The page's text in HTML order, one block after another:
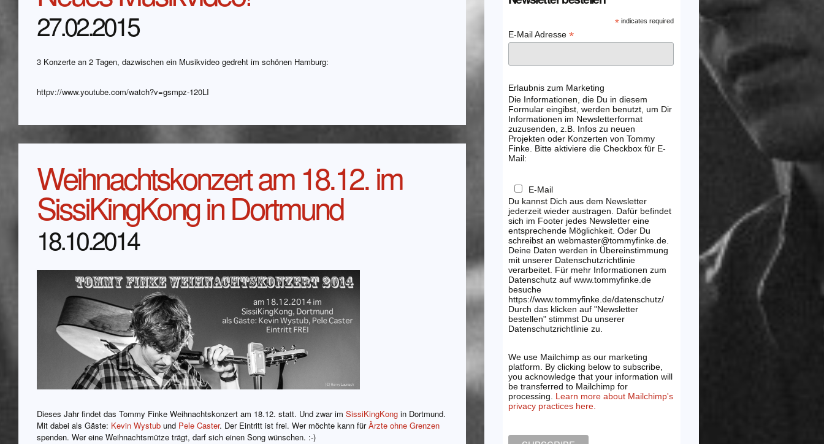
27.02.2015
3 Konzerte an 2 Tagen, dazwischen ein Musikvideo gedreht im schönen Hamburg:
httpv://www.youtube.com/watch?v=gsmpz-120LI
Weihnachtskonzert am 18.12. im
SissiKingKong in Dortmund
18.10.2014
Dieses Jahr findet das Tommy Finke Weihnachtskonzert am 18.12. statt. Und zwar im SissiKingKong in Dortmund.
Mit dabei als Gäste: Kevin Wystub und Pele Caster. Der Eintritt ist frei. Wer möchte kann fürÄrzte ohne Grenzen
spenden. Wer eine Weihnachtsmütze trägt, darf sich einen Song wünschen. :-)
*indicates required
E-Mail Adresse *
Erlaubnis zum Marketing
Die Informationen, die Du in diesem
Formular eingibst, werden benutzt, um Dir
Informationen im Newsletterformat
zuzusenden, z.B. Infos zu neuen
Projekten oder Konzerten von Tommy
Finke. Bitte aktiviere die Checkbox für E-
Mail:
E-Mail
Du kannst Dich aus dem Newsletter
jederzeit wieder austragen. Dafür befindet
sich im Footer jedes Newsletter eine
entsprechende Möglichkeit. Oder Du
schreibst an webmaster@tommyfinke.de.
Deine Daten werden in Übereinstimmung
mit unserer Datenschutzrichtlinie
verarbeitet. Für mehr Informationen zum
Datenschutz auf www.tommyfinke.de
besuche
https://www.tommyfinke.de/datenschutz/
Durch das klicken auf "Newsletter
bestellen" stimmst Du unserer
Datenschutzrichtlinie zu.
We use Mailchimp as our marketing
platform. By clicking below to subscribe,
you acknowledge that your information will
be transferred to Mailchimp for
processing. Learn more about Mailchimp's
privacy practices here.